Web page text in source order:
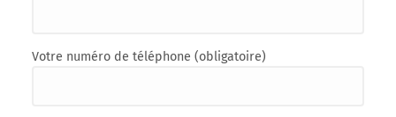
Votre numéro de téléphone (obligatoire)